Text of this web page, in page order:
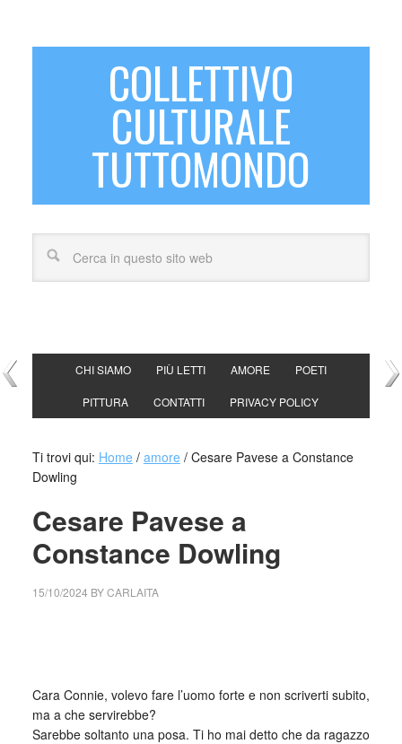
COLLETTIVO
CULTURALE
TUTTOMONDO
CHI SIAMO PIÙ LETTI AMORE POETI
PITTURA CONTATTI PRIVACY POLICY
Ti trovi qui: Home / amore /Cesare Pavese a Constance
Dowling
Cesare Pavese a
Constance Dowling
15/10/2024 BYCARLAITA
Cara Connie, volevo fare l’uomo forte e non scriverti subito,
ma a che servirebbe?
Sarebbe soltanto una posa. Ti ho mai detto che da ragazzo